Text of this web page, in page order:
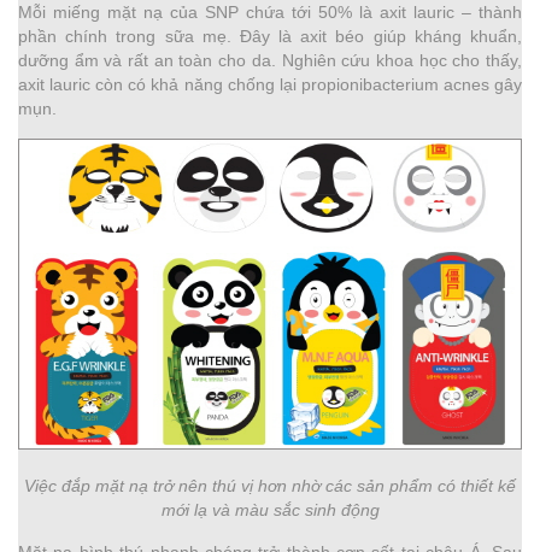
Mỗi miếng mặt nạ của SNP chứa tới 50% là axit lauric – thành
phần chính trong sữa mẹ. Đây là axit béo giúp kháng khuẩn,
dưỡng ẩm và rất an toàn cho da. Nghiên cứu khoa học cho thấy,
axit lauric còn có khả năng chống lại propionibacterium acnes gây
mụn.
Việc đắp mặt nạ trở nên thú vị hơn nhờ các sản phẩm có thiết kế
mới lạ và màu sắc sinh động